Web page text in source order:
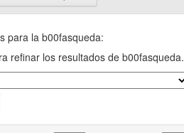
para la b00fasqueda:
refinar los resultados de b00fasqueda.